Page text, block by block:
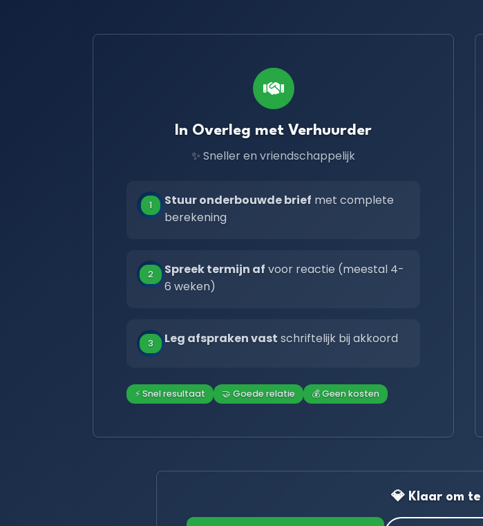
In Overleg met Verhuurder
✨ Sneller en vriendschappelijk
1 Stuur onderbouwde brief met complete
berekening
2 Spreek termijn af voor reactie (meestal 4-
6 weken)
3 Leg afspraken vast schriftelijk bij akkoord
⚡ Snel resultaat 🤝 Goede relatie 💰 Geen kosten
💎 Klaar om